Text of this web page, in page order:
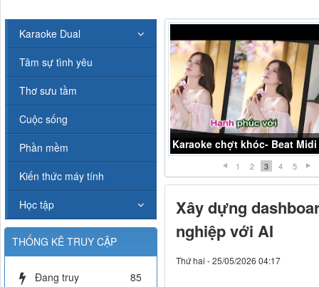
Karaoke chợt khóc- Beat Midi
Karaoke Liều thuốc đắng -
1 2 3 4 5
Xây dựng
nghiệp với AI
Thứ hai - 25/05/2026 04:17
Karaoke Dual
Tâm sự tình yêu
Thơ sưu tầm
Cuộc sống
Phần mềm
Kiến thức máy tính
Học tập
THỐNG KÊ TRUY CẬP
Đang truy
85